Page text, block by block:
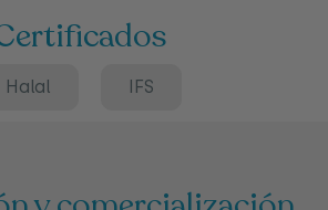
Halal IFS